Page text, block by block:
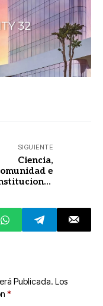
SIGUIENTE
Ciencia,
e
hídrica
Publicada. Los
*